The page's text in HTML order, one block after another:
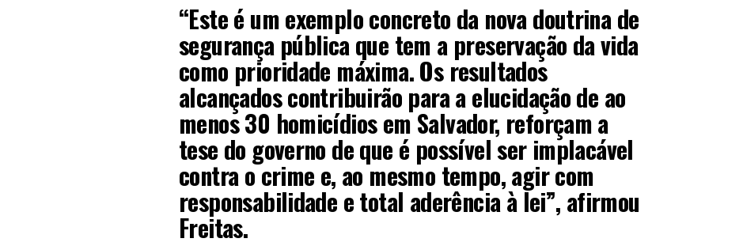
“Este é um exemplo concreto da nova doutrina de
segurança pública que tem a preservação da vida
como prioridade máxima. Os resultados
alcançados contribuirão para a elucidação de ao
menos 30 homicídios em Salvador, reforçam a
tese do governo de que é possível ser implacável
contra o crime e, ao mesmo tempo, agir com
responsabilidade e total aderência à lei”, afirmou
Freitas.